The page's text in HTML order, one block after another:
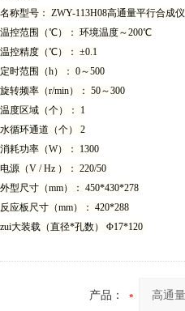
名称型号： ZWY-113H08高通量平行合成仪
温控范围（℃）： 环境温度～200℃
温控精度（℃）： ±0.1
定时范围（h）： 0～500
旋转频率（r/min）： 50～300
温度区域（个）： 1
水循环通道（个） 2
消耗功率（W）： 1300
电源（V / Hz ）： 220/50
外型尺寸（mm）： 450*430*278
反应板尺寸（mm）： 420*288
zui大装载（直径*孔数） Φ17*120
产品：